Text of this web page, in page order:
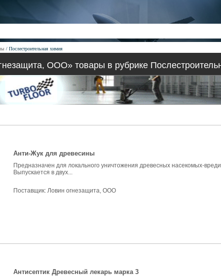
Послестроительная химия
ООО» товары в рубрике
Анти-Жук для древесины
Предназначен для локального уничтожения древесных насекомых-
Выпускается в двух...
Поставщик: Ловин огнезащита, ООО
Антисептик Древесный лекарь марка 3